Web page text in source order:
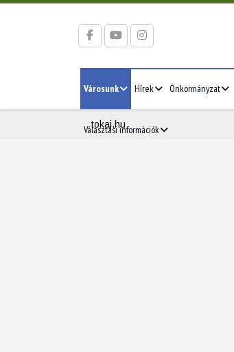
Városunk Hírek Önkormányzat
Választási információk
tokaj.hu